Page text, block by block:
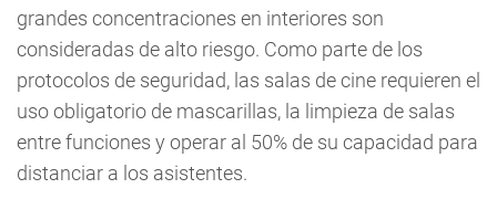
grandes concentraciones en interiores son
consideradas de alto riesgo. Como parte de los
protocolos de seguridad, las salas de cine requieren el
uso obligatorio de mascarillas, la limpieza de salas
entre funciones y operar al 50% de su capacidad para
distanciar a los asistentes.